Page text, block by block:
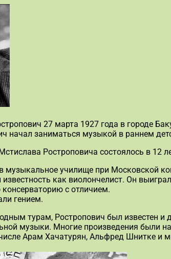
27 марта 1927 года в городе
начал заниматься музыкой в раннем
Ростроповича состоялось в 12
музыкальное училище при Московской
известность как виолончелист. Он
с отличием.
гением.
турам, Ростропович был известен и
музыки. Многие произведения были
Арам Хачатурян, Альфред Шнитке и